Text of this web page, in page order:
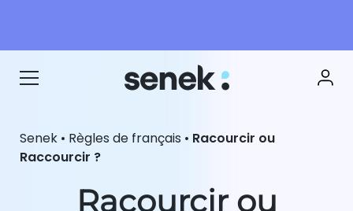
Senek • Règles de français • Racourcir ou
Raccourcir ?
Racourcir ou